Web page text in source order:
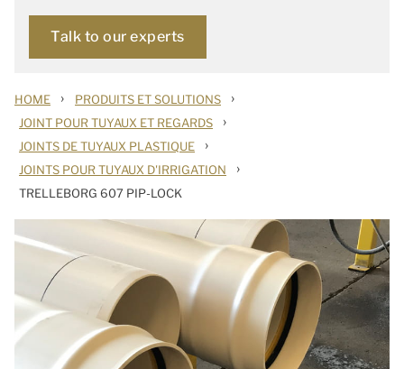
Talk to our experts
HOME › PRODUITS ET SOLUTIONS ›
JOINT POUR TUYAUX ET REGARDS ›
JOINTS DE TUYAUX PLASTIQUE ›
JOINTS POUR TUYAUX D'IRRIGATION ›
TRELLEBORG 607 PIP-LOCK